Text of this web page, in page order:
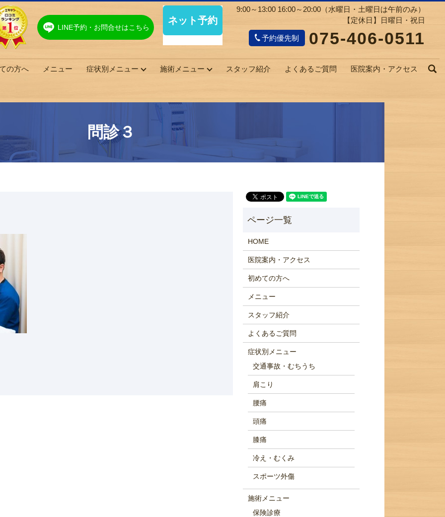
LINE予約・お問合せはこちら
9:00～13:00 16:00～20:00（水曜日・土曜日は午前のみ）
【定休日】日曜日・祝日
予約優先制 075-406-0511
の方へ メニュー 症状別メニュー 施術メニュー スタッフ紹介 よくあるご質問 医院案内・アクセス
問診３
HOME
医院案内・アクセス
初めての方へ
メニュー
スタッフ紹介
よくあるご質問
症状別メニュー
交通事故・むちうち
肩こり
腰痛
頭痛
膝痛
冷え・むくみ
スポーツ外傷
施術メニュー
保険診療